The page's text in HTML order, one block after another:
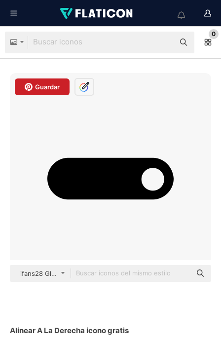
0
Guardar
ifans28 Glyph
Alinear A La Derecha icono gratis